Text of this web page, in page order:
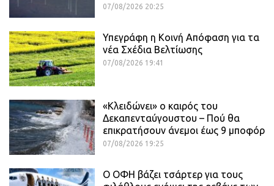
07/08/2026 20:25
Υπεγράφη η Κοινή Απόφαση για τα
νέα Σχέδια Βελτίωσης
07/08/2026 19:41
«Κλειδώνει» ο καιρός του
Δεκαπενταύγουστου – Πού θα
επικρατήσουν άνεμοι έως 9 μποφόρ
07/08/2026 19:25
Ο ΟΦΗ βάζει τσάρτερ για τους